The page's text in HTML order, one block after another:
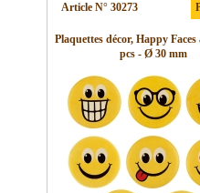
Article N° 30273
Plaquettes décor, Happy Faces
pcs - Ø 30 mm